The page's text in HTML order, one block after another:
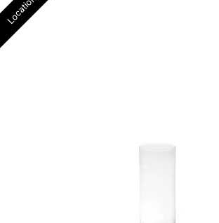
Location